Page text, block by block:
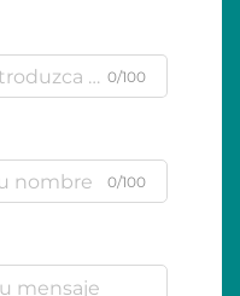
0/100
0/100